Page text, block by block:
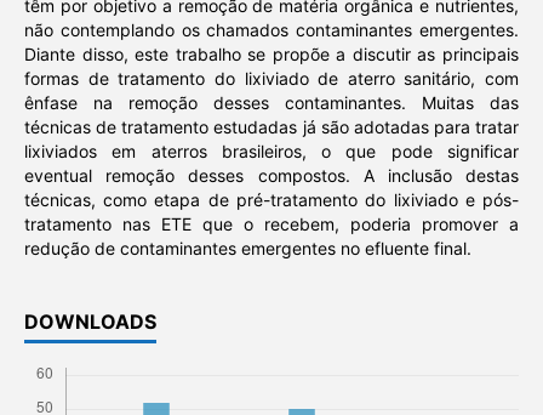
têm por objetivo a remoção de matéria orgânica e nutrientes,
não contemplando os chamados contaminantes emergentes.
Diante disso, este trabalho se propõe a discutir as principais
formas de tratamento do lixiviado de aterro sanitário, com
ênfase na remoção desses contaminantes. Muitas das
técnicas de tratamento estudadas já são adotadas para tratar
lixiviados em aterros brasileiros, o que pode significar
eventual remoção desses compostos. A inclusão destas
técnicas, como etapa de pré-tratamento do lixiviado e pós-
tratamento nas ETE que o recebem, poderia promover a
redução de contaminantes emergentes no efluente final.
DOWNLOADS